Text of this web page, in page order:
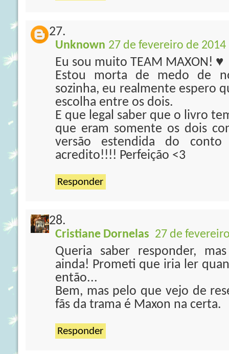
Unknown 27 de fevereiro de 2014
Eu sou muito TEAM MAXON! ♥
Estou morta de medo de
sozinha, eu realmente espero
escolha entre os dois.
E que legal saber que o livro
que eram somente os dois
versão estendida do conto
acredito!!!! Perfeição <3
Responder
Cristiane Dornelas 27 de
Queria saber responder,
ainda! Prometi que iria ler
então...
Bem, mas pelo que vejo de
fãs da trama é Maxon na certa.
Responder